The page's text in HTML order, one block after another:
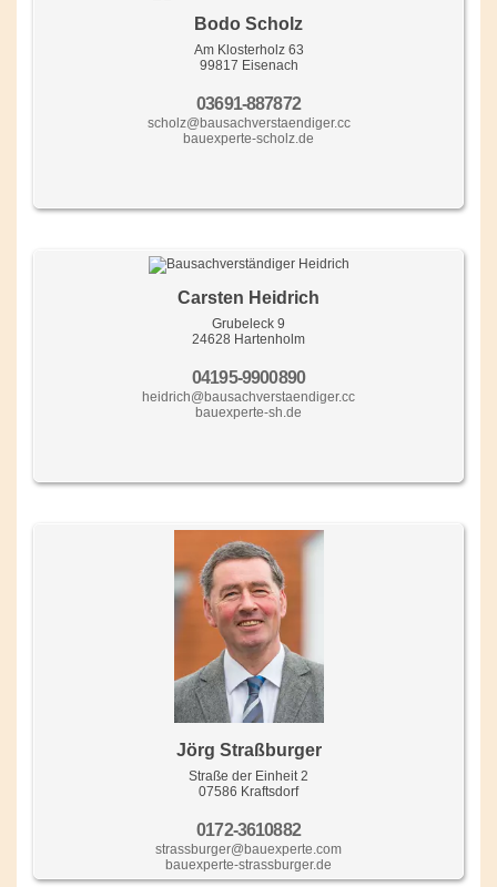
Bodo Scholz
Am Klosterholz 63
99817 Eisenach
03691-887872
scholz@bausachverstaendiger.cc
bauexperte-scholz.de
Carsten Heidrich
Grubeleck 9
24628 Hartenholm
04195-9900890
heidrich@bausachverstaendiger.cc
bauexperte-sh.de
Jörg Straßburger
Straße der Einheit 2
07586 Kraftsdorf
0172-3610882
strassburger@bauexperte.com
bauexperte-strassburger.de